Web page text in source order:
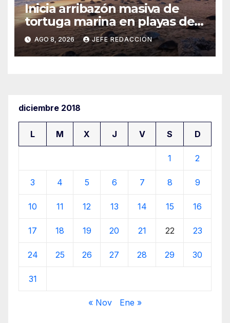
Inicia arribazón masiva de
tortuga marina en playas de
Michoacán
AGO 8, 2026 JEFE REDACCION
diciembre 2018
L M X J V S D
1 2
3 4 5 6 7 8 9
10 11 12 13 14 15 16
17 18 19 20 21 22 23
24 25 26 27 28 29 30
31
« Nov Ene »